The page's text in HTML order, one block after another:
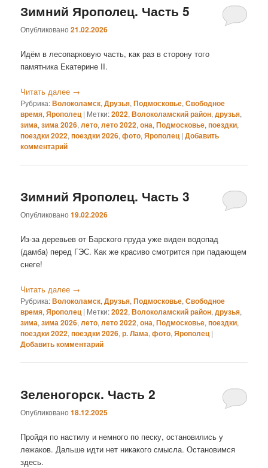
Зимний Ярополец. Часть 5
Опубликовано21.02.2026
Идём в лесопарковую часть, как раз в сторону того
памятника Екатерине II.
Читать далее →
Рубрика:Волоколамск,Друзья,Подмосковье,Свободное
время,Ярополец | Метки:2022,Волоколамский район,друзья,
зима,зима 2026,лето,лето 2022,она,Подмосковье,поездки,
поездки 2022,поездки 2026,фото,Ярополец |Добавить
комментарий
Зимний Ярополец. Часть 3
Опубликовано19.02.2026
Из-за деревьев от Барского пруда уже виден водопад
(дамба) перед ГЭС. Как же красиво смотрится при падающем
снеге!
Читать далее →
Рубрика:Волоколамск,Друзья,Подмосковье,Свободное
время,Ярополец | Метки:2022,Волоколамский район,друзья,
зима,зима 2026,лето,лето 2022,она,Подмосковье,поездки,
поездки 2022,поездки 2026,р. Лама,фото,Ярополец |
Добавить комментарий
Зеленогорск. Часть 2
Опубликовано18.12.2025
Пройдя по настилу и немного по песку, остановились у
лежаков. Дальше идти нет никакого смысла. Остановимся
здесь.